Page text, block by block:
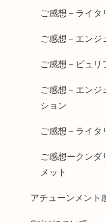
ご感想－ライタ
ご感想－エンジ
ご感想－ピュリ
ご感想－エンジ
ション
ご感想－ライタ
ご感想ークンダ
メット
アチューンメント